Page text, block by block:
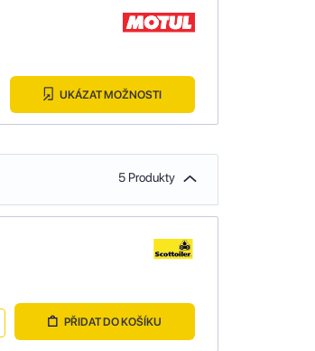
UKÁZAT MOŽNOSTI
5 Produkty
PŘIDAT DO KOŠÍKU